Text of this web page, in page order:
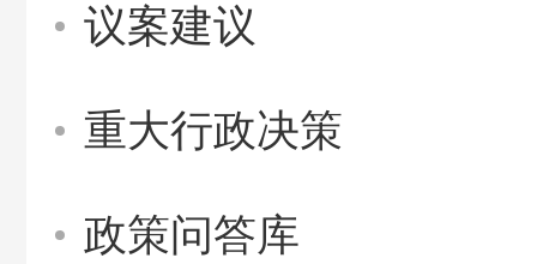
议案建议
重大行政决策
政策问答库